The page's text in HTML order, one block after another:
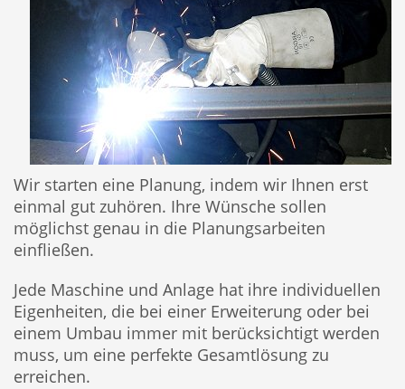
Wir starten eine Planung, indem wir Ihnen erst
einmal gut zuhören. Ihre Wünsche sollen
möglichst genau in die Planungsarbeiten
einfließen.
Jede Maschine und Anlage hat ihre individuellen
Eigenheiten, die bei einer Erweiterung oder bei
einem Umbau immer mit berücksichtigt werden
muss, um eine perfekte Gesamtlösung zu
erreichen.